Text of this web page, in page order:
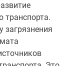
транспорта.
загрязнения